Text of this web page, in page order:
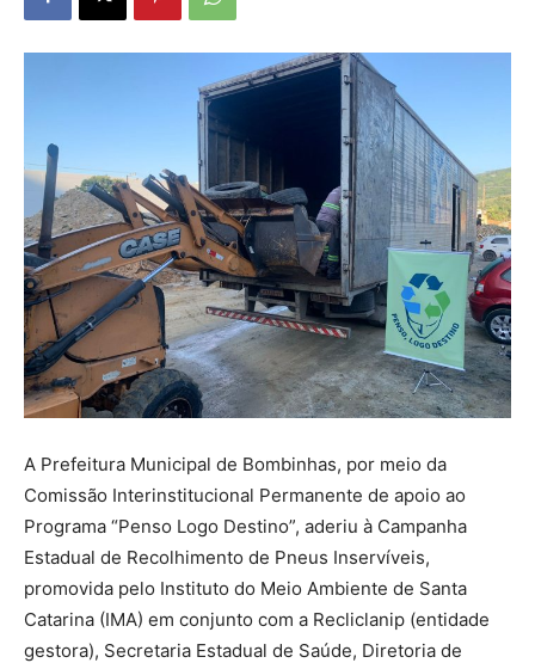
A Prefeitura Municipal de Bombinhas, por meio da
Comissão Interinstitucional Permanente de apoio ao
Programa “Penso Logo Destino”, aderiu à Campanha
Estadual de Recolhimento de Pneus Inservíveis,
promovida pelo Instituto do Meio Ambiente de Santa
Catarina (IMA) em conjunto com a Recliclanip (entidade
gestora), Secretaria Estadual de Saúde, Diretoria de